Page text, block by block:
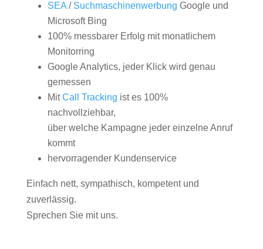
SEA/ Suchmaschinenwerbung Google und
Microsoft Bing
100% messbarer Erfolg mit monatlichem
Monitorring
Google Analytics, jeder Klick wird genau
gemessen
MitCall Tracking ist es 100%
nachvollziehbar,
über welche Kampagne jeder einzelne Anruf
kommt
hervorragender Kundenservice
Einfach nett, sympathisch, kompetent und
zuverlässig.
Sprechen Sie mit uns.